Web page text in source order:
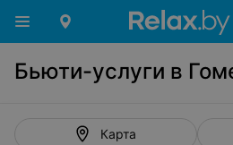
Бьюти-услуги в
Карта